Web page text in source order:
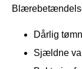
Dårlig
Sjældne